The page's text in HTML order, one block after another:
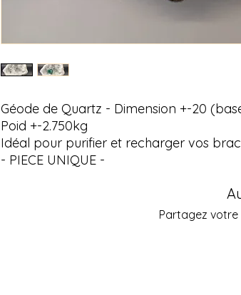
Géode de Quartz - Dimension +-20
Poid +-2.750kg
Idéal pour purifier et recharger vos
- PIECE UNIQUE -
Partagez votre